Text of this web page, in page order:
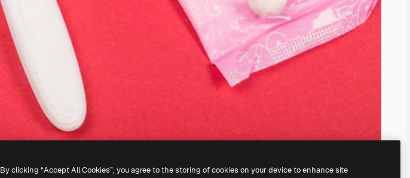
By clicking “Accept All Cookies”, you agree to the storing of cookies on your device to enhance site